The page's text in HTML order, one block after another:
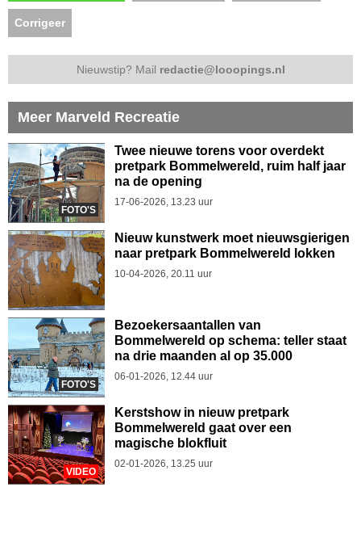
Corrigeer
Nieuwstip? Mail redactie@looopings.nl
Meer Marveld Recreatie
FOTO'S
Twee nieuwe torens voor overdekt
pretpark Bommelwereld, ruim half jaar
na de opening
17-06-2026, 13.23 uur
Nieuw kunstwerk moet nieuwsgierigen
naar pretpark Bommelwereld lokken
10-04-2026, 20.11 uur
FOTO'S
Bezoekersaantallen van
Bommelwereld op schema: teller staat
na drie maanden al op 35.000
06-01-2026, 12.44 uur
VIDEO
Kerstshow in nieuw pretpark
Bommelwereld gaat over een
magische blokfluit
02-01-2026, 13.25 uur